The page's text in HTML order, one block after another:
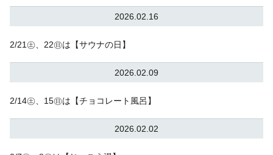
2026.02.16
2/21㊏、22㊐は【サウナの日】
2026.02.09
2/14㊏、15㊐は【チョコレート風呂】
2026.02.02